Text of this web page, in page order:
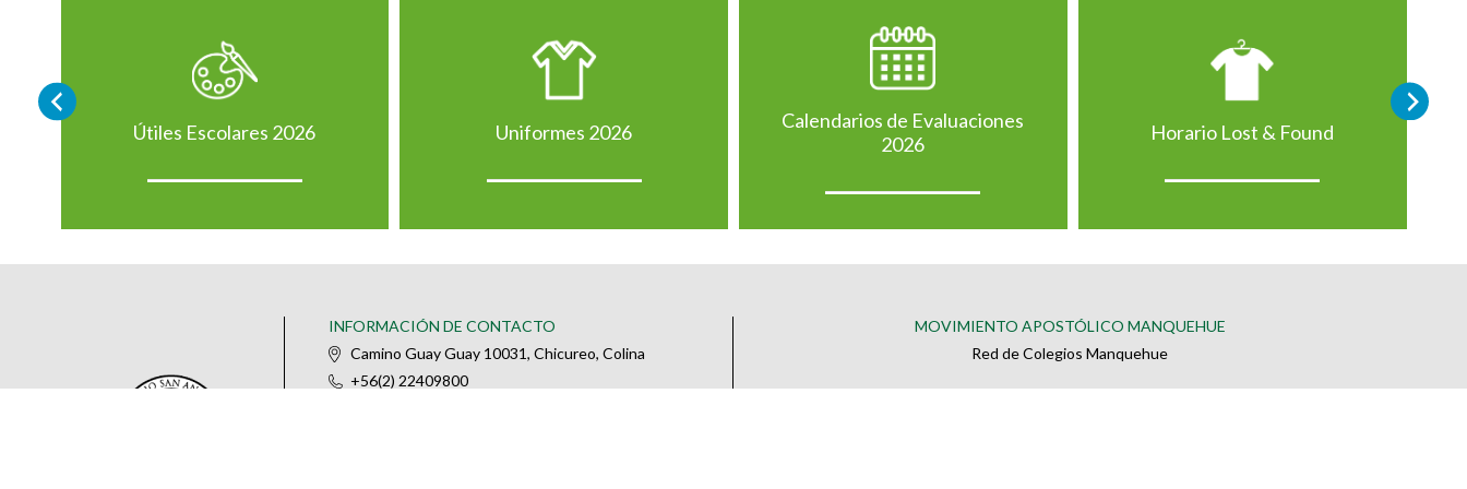
Útiles Escolares 2026 Uniformes 2026
Calendarios de Evaluaciones
2026
Horario Lost & Found
INFORMACIÓN DE CONTACTO
Camino Guay Guay 10031, Chicureo, Colina
+56(2) 22409800
MOVIMIENTO APOSTÓLICO MANQUEHUE
Red de Colegios Manquehue